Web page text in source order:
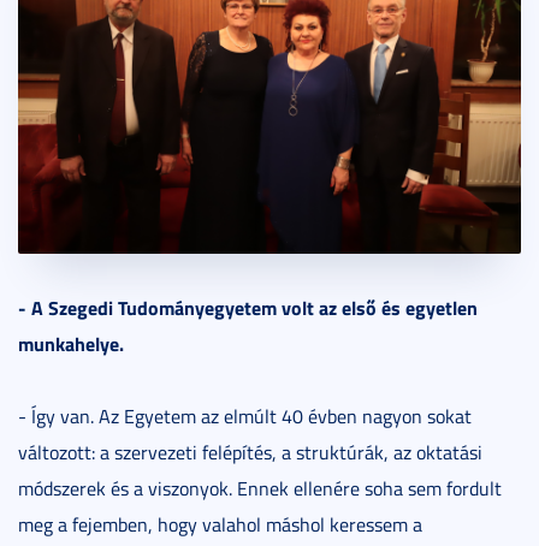
- A Szegedi Tudományegyetem volt az első és egyetlen
munkahelye.
- Így van. Az Egyetem az elmúlt 40 évben nagyon sokat
változott: a szervezeti felépítés, a struktúrák, az oktatási
módszerek és a viszonyok. Ennek ellenére soha sem fordult
meg a fejemben, hogy valahol máshol keressem a